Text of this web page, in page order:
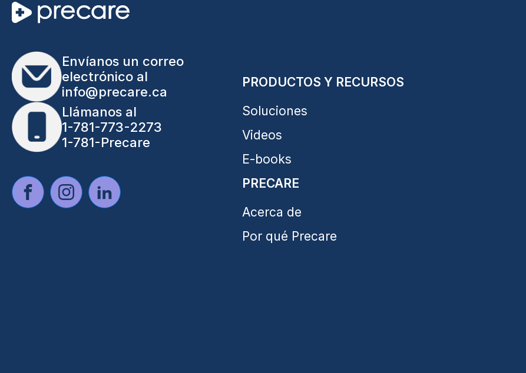
Envíanos un correo
electrónico al
info@precare.ca
Llámanos al
1-781-773-2273
1-781-Precare
PRODUCTOS Y RECURSOS
Soluciones
Videos
E-books
PRECARE
Acerca de
Por qué Precare